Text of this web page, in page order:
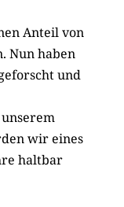
Anteil von
Nun haben
und
wir eines
haltbar